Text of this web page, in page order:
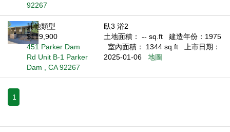
92267
其他類型
$119,900
451 Parker Dam
Rd Unit B-1 Parker
Dam , CA 92267
臥3 浴2
土地面積： -- sq.ft
建造年份：1975
室內面積： 1344 sq.ft
上市日期：
2025-01-06
地圖
1